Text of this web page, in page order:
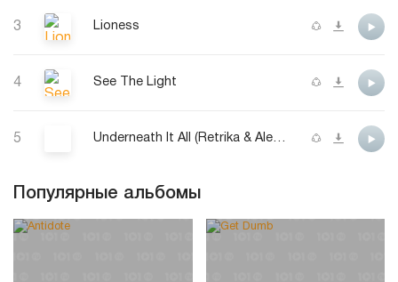
3 Lioness
4 See The Light
5 Underneath It All (Retrika & Alex Mueller Remix)
Популярные альбомы